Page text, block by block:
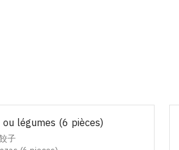
légumes (6 pièces)
子